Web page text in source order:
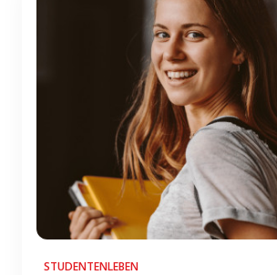
STUDENTENLEBEN